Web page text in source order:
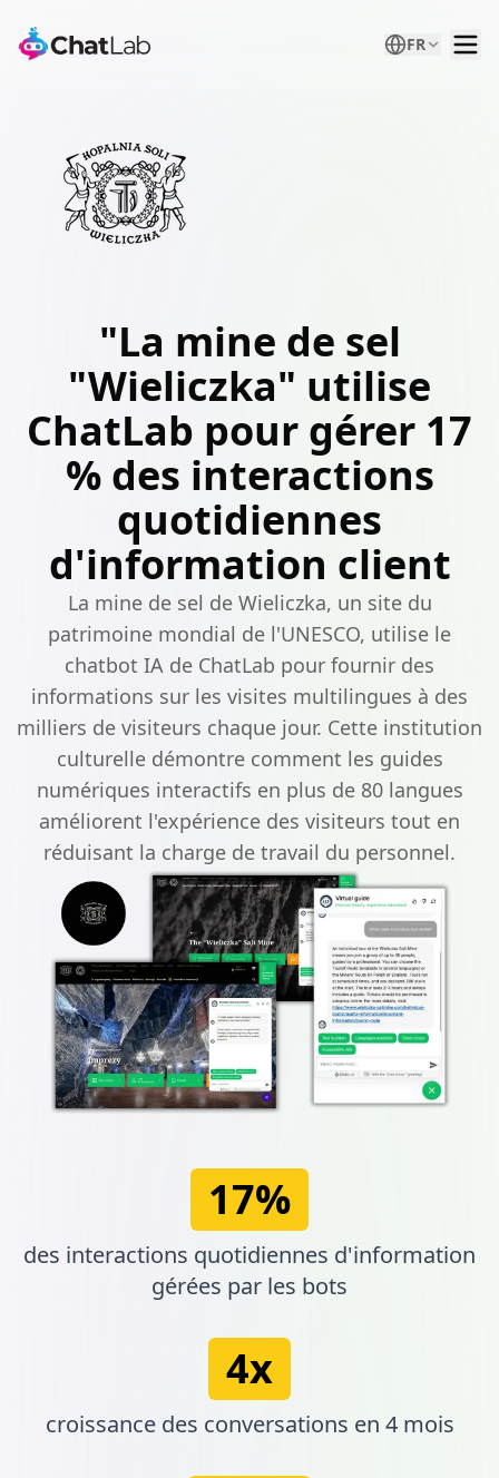
FR
"La mine de sel
"Wieliczka" utilise
ChatLab pour gérer 17
% des interactions
quotidiennes
d'information client
La mine de sel de Wieliczka, un site du
patrimoine mondial de l'UNESCO, utilise le
chatbot IA de ChatLab pour fournir des
informations sur les visites multilingues à des
milliers de visiteurs chaque jour. Cette institution
culturelle démontre comment les guides
numériques interactifs en plus de 80 langues
améliorent l'expérience des visiteurs tout en
réduisant la charge de travail du personnel.
17%
des interactions quotidiennes d'information
gérées par les bots
4x
croissance des conversations en 4 mois